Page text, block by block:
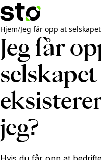
Hjem/Jeg får opp at
Jeg får
jeg?